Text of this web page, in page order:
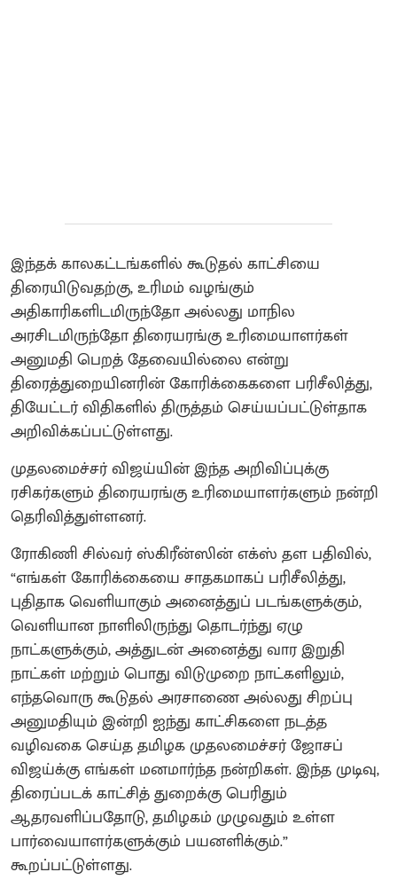
இந்தக் காலகட்டங்களில் கூடுதல் காட்சியை
திரையிடுவதற்கு, உரிமம் வழங்கும்
அதிகாரிகளிடமிருந்தோ அல்லது மாநில
அரசிடமிருந்தோ திரையரங்கு உரிமையாளர்கள்
அனுமதி பெறத் தேவையில்லை என்று
திரைத்துறையினரின் கோரிக்கைகளை பரிசீலித்து,
தியேட்டர் விதிகளில் திருத்தம் செய்யப்பட்டுள்தாக
அறிவிக்கப்பட்டுள்ளது.
முதலமைச்சர் விஜய்யின் இந்த அறிவிப்புக்கு
ரசிகர்களும் திரையரங்கு உரிமையாளர்களும் நன்றி
தெரிவித்துள்ளனர்.
ரோகிணி சில்வர் ஸ்கிரீன்ஸின் எக்ஸ் தள பதிவில்,
“எங்கள் கோரிக்கையை சாதகமாகப் பரிசீலித்து,
புதிதாக வெளியாகும் அனைத்துப் படங்களுக்கும்,
வெளியான நாளிலிருந்து தொடர்ந்து ஏழு
நாட்களுக்கும், அத்துடன் அனைத்து வார இறுதி
நாட்கள் மற்றும் பொது விடுமுறை நாட்களிலும்,
எந்தவொரு கூடுதல் அரசாணை அல்லது சிறப்பு
அனுமதியும் இன்றி ஐந்து காட்சிகளை நடத்த
வழிவகை செய்த தமிழக முதலமைச்சர் ஜோசப்
விஜய்க்கு எங்கள் மனமார்ந்த நன்றிகள். இந்த முடிவு,
திரைப்படக் காட்சித் துறைக்கு பெரிதும்
ஆதரவளிப்பதோடு, தமிழகம் முழுவதும் உள்ள
பார்வையாளர்களுக்கும் பயனளிக்கும்.”
கூறப்பட்டுள்ளது.